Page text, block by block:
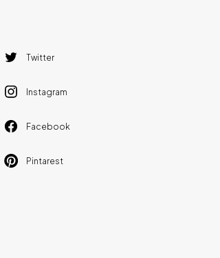
Twitter
Instagram
Facebook
Pintarest